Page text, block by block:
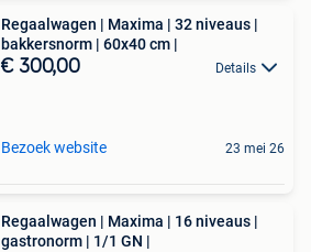
Regaalwagen | Maxima | 32 niveaus |
bakkersnorm | 60x40 cm |
€ 300,00 Details
Bezoek website 23 mei 26
Regaalwagen | Maxima | 16 niveaus |
gastronorm | 1/1 GN |